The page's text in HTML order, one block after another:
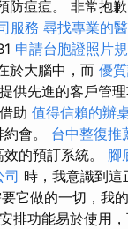
防痘痘。 非常抱
服務 尋找專業的
申請台胞證照片
於大腦中，而 優
供先進的客戶管
借助 值得信賴的辦
會。 台中整復推
的預訂系統。 腳
司 時，我意識到這
它做的一切，我
排功能易於使用